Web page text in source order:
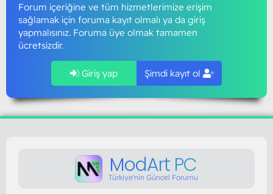
Forum içeriğine ve tüm hizmetlerimize erişim
sağlamak için foruma kayıt olmalı ya da giriş
yapmalısınız. Foruma üye olmak tamamen
ücretsizdir.
Giriş yap Şimdi kayıt ol
ModArt PC
Türkiye'nin Güncel Forumu